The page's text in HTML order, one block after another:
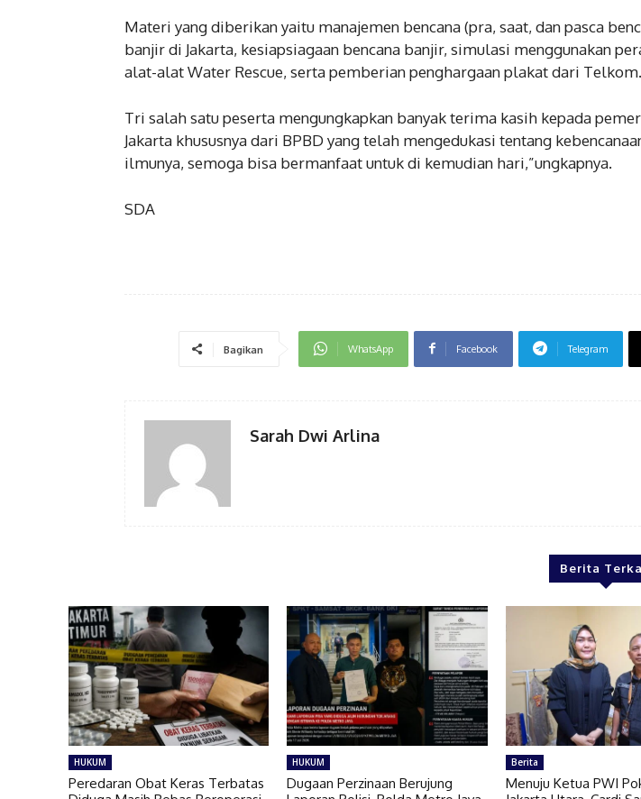
Materi yang diberikan yaitu manajemen bencana (pra, saat, dan pasca
banjir di Jakarta, kesiapsiagaan bencana banjir, simulasi menggunakan
alat-alat Water Rescue, serta pemberian penghargaan plakat dari Telkom.
Tri salah satu peserta mengungkapkan banyak terima kasih kepada
Jakarta khususnya dari BPBD yang telah mengedukasi tentang
ilmunya, semoga bisa bermanfaat untuk di kemudian hari,”ungkapnya.
SDA
Bagikan WhatsApp Facebook Telegram
Sarah Dwi Arlina
Berita
HUKUM
Peredaran Obat Keras Terbatas
HUKUM
Dugaan Perzinaan Berujung
Berita
Menuju Ketua PWI